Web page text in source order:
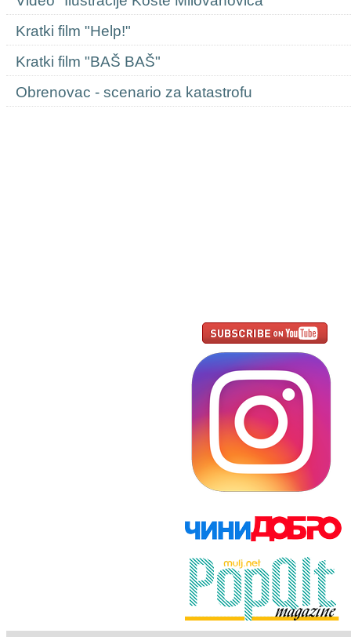
Kratki film "Help!"
Kratki film "BAŠ BAŠ"
Obrenovac - scenario za katastrofu